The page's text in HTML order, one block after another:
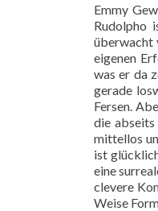
Emmy
Rudolpho
überwacht
eigenen
was er da
gerade
Fersen.
die abseits
mittellos
ist
eine
clevere
Weise